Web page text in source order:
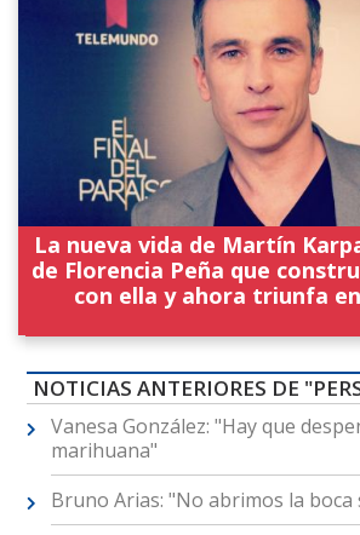
La nueva vida de Martín
de Florencia Peña que
con ella y ahora triunfa
NOTICIAS ANTERIORES DE
Vanesa González: "Hay que
marihuana"
Bruno Arias: "No abrimos la